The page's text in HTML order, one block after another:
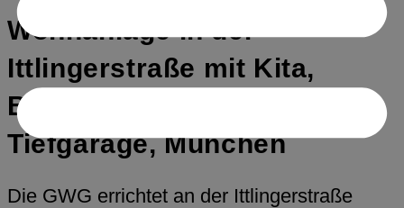
Wohnanlage in der
Ittlingerstraße mit Kita,
Bildungslokal und
Tiefgarage, München
Die GWG errichtet an der Ittlingerstraße